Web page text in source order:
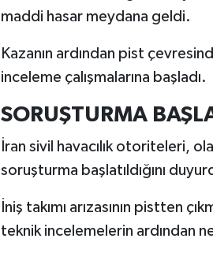
maddi hasar meydana geldi.
Kazanın ardından pist
inceleme çalışmalarına başladı.
SORUŞTURMA
İran sivil havacılık otoriteleri,
soruşturma başlatıldığını
İniş takımı arızasının pistten
teknik incelemelerin ardından